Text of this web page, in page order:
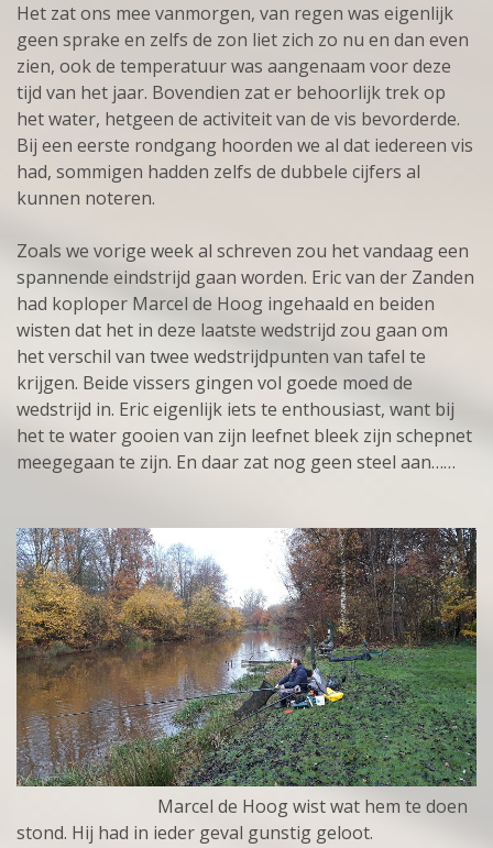
Het zat ons mee vanmorgen, van regen was eigenlijk
geen sprake en zelfs de zon liet zich zo nu en dan even
zien, ook de temperatuur was aangenaam voor deze
tijd van het jaar. Bovendien zat er behoorlijk trek op
het water, hetgeen de activiteit van de vis bevorderde.
Bij een eerste rondgang hoorden we al dat iedereen vis
had, sommigen hadden zelfs de dubbele cijfers al
kunnen noteren.
Zoals we vorige week al schreven zou het vandaag een
spannende eindstrijd gaan worden. Eric van der Zanden
had koploper Marcel de Hoog ingehaald en beiden
wisten dat het in deze laatste wedstrijd zou gaan om
het verschil van twee wedstrijdpunten van tafel te
krijgen. Beide vissers gingen vol goede moed de
wedstrijd in. Eric eigenlijk iets te enthousiast, want bij
het te water gooien van zijn leefnet bleek zijn schepnet
meegegaan te zijn. En daar zat nog geen steel aan……
Marcel de Hoog wist wat hem te doen
stond. Hij had in ieder geval gunstig geloot.